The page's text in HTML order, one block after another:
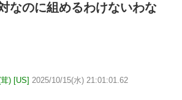
なのに組めるわけないわな
) [US] 2025/10/15(水) 21:01:01.62